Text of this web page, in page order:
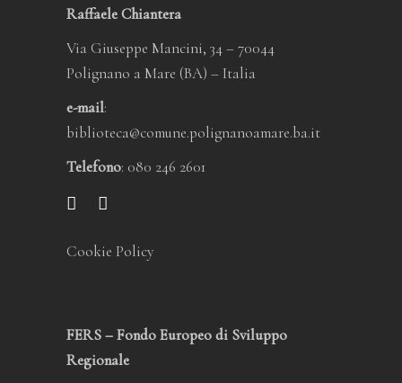
Raffaele Chiantera
Via Giuseppe Mancini, 34 – 70044
Polignano a Mare (BA) – Italia
e-mail:
biblioteca@comune.polignanoamare.ba.it
Telefono: 080 246 2601
Cookie Policy
FERS – Fondo Europeo di Sviluppo
Regionale